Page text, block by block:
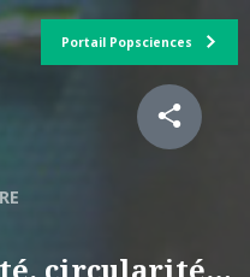
Portail Popsciences